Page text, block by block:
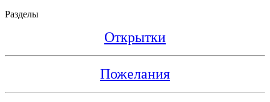
Разделы
Открытки
Пожелания